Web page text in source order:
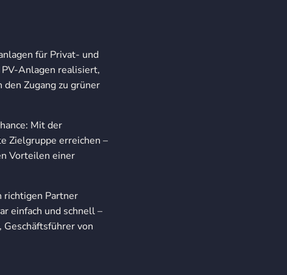
für Privat- und
Anlagen realisiert,
den Zugang zu grüner
Mit der
Zielgruppe erreichen –
Vorteilen einer
richtigen Partner
einfach und schnell –
von